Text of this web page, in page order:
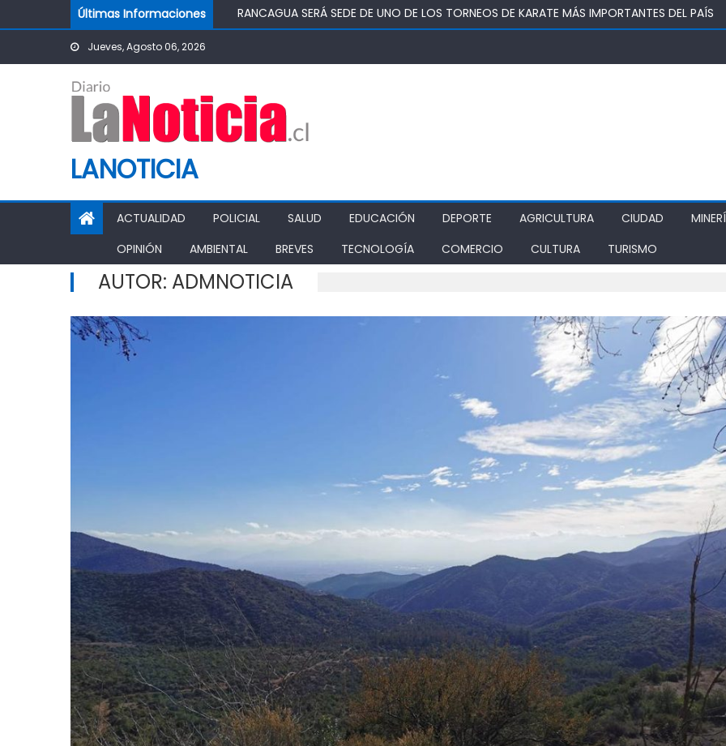
Skip to contentÚltimas Informaciones
TOP DE RANCAGUA CONDENA A 5 AÑOS Y UN DÍA DE PRESIDIO, AUTOR DE TRÁFICO DE
Jueves, Agosto 06, 2026
LANOTICIA
ACTUALIDAD POLICIAL SALUD EDUCACIÓN DEPORTE AGRICULTURA CIUDAD
OPINIÓN
AMBIENTAL BREVES TECNOLOGÍA COMERCIO CULTURA TURISMO
AUTOR: ADMNOTICIA